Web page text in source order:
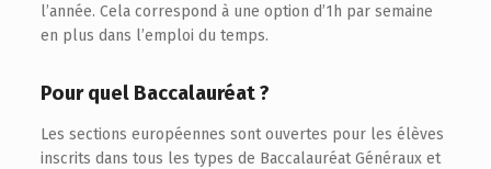
l’année. Cela correspond à une option d’1h par semaine
en plus dans l’emploi du temps.
Pour quel Baccalauréat ?
Les sections européennes sont ouvertes pour les élèves
inscrits dans tous les types de Baccalauréat Généraux et